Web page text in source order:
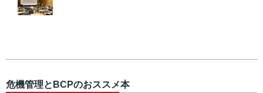
危機管理とBCPのおススメ本